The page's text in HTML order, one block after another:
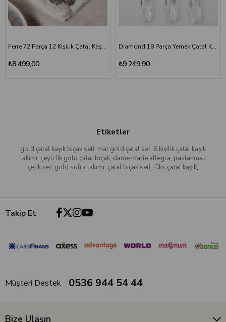
Ferre 72 Parça 12 Kişilik Çatal Kaşık Bıçak Seti
₺8.499,00
Diamond 18 Parça Yemek Çatal Kaşık Bıçak Seti | Altın Titanyum
₺9.249,90
Etiketler
gold çatal kaşık bıçak seti, mat gold çatal set, 6 kişilik çatal kaşık
takımı, çeyizlik gold çatal bıçak, dame marie allegra, paslanmaz
çelik set, gold sofra takımı, çatal bıçak seti, lüks çatal kaşık,
Takip Et
Müşteri Destek 0536 944 54 44
Bize Ulaşın